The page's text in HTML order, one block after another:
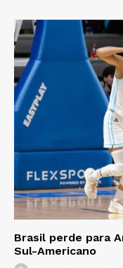
Brasil perde para
Sul-Americano